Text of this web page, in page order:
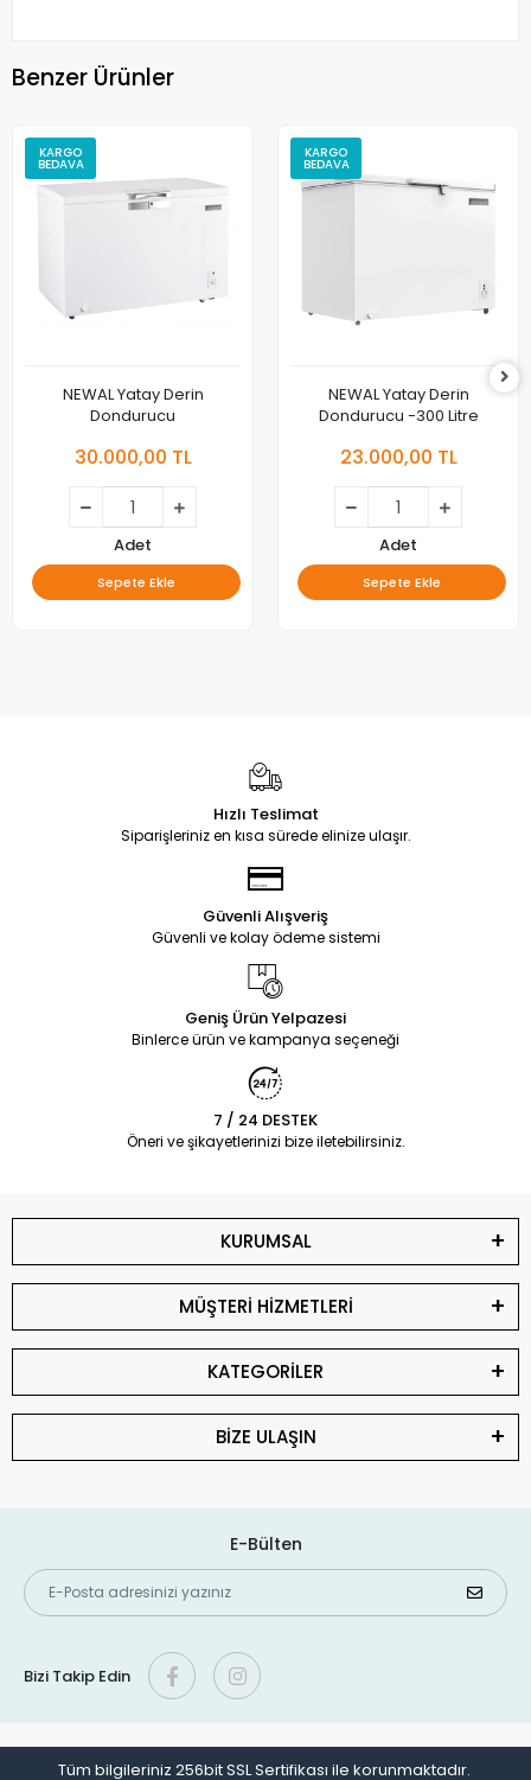
Benzer Ürünler
KARGO
BEDAVA
NEWAL Yatay Derin
Dondurucu
30.000,00 TL
Adet
Sepete Ekle
KARGO
BEDAVA
NEWAL Yatay Derin
Dondurucu -300 Litre
23.000,00 TL
Adet
Sepete Ekle
Hızlı Teslimat
Siparişleriniz en kısa sürede elinize ulaşır.
Güvenli Alışveriş
Güvenli ve kolay ödeme sistemi
Geniş Ürün Yelpazesi
Binlerce ürün ve kampanya seçeneği
7 / 24 DESTEK
Öneri ve şikayetlerinizi bize iletebilirsiniz.
KURUMSAL
MÜŞTERİ HİZMETLERİ
KATEGORİLER
BİZE ULAŞIN
E-Bülten
Bizi Takip Edin
Tüm bilgileriniz 256bit SSL Sertifikası ile korunmaktadır.